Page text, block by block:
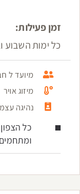
זמן פעילות:
כל ימות השבוע
מיועד ל
מיזוג אויר
נהיגה
כל